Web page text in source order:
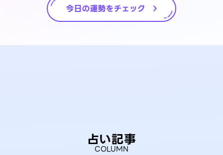
占い記事
COLUMN